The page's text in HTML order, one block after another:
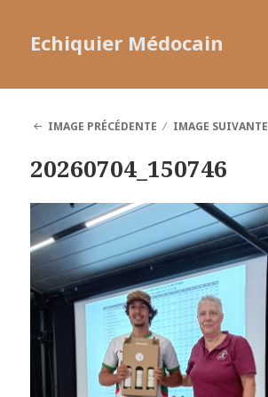
Echiquier Médocain
IMAGE PRÉCÉDENTE
IMAGE SUIVANTE
20260704_150746